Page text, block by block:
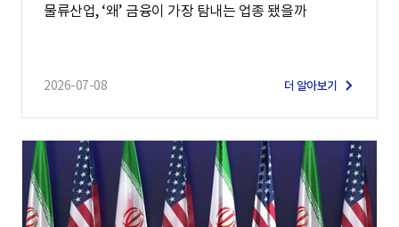
물류산업, ‘왜’ 금융이 가장 탐내는 업종 됐을까
2026-07-08 더 알아보기